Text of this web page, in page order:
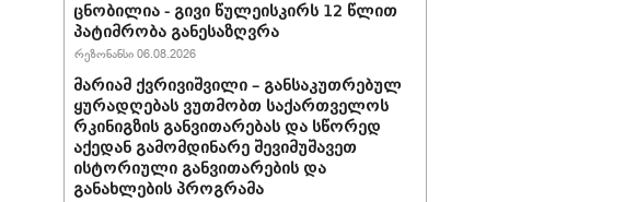
ცნობილია - გივი წულეისკირს 12 წლით
პატიმრობა განესაზღვრა
რეზონანსი 06.08.2026
მარიამ ქვრივიშვილი – განსაკუთრებულ
ყურადღებას ვუთმობთ საქართველოს
რკინიგზის განვითარებას და სწორედ
აქედან გამომდინარე შევიმუშავეთ
ისტორიული განვითარების და
განახლების პროგრამა